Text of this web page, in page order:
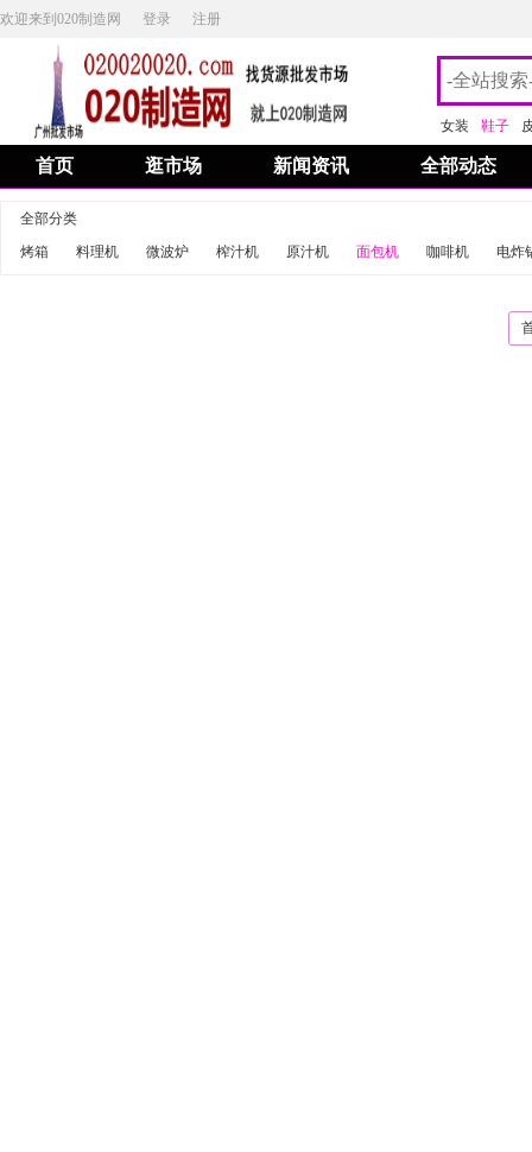
欢迎来到020制造网 登录 注册
女装 鞋子
首页 逛市场 新闻资讯 全部动态
全部分类
烤箱
料理机 微波炉 榨汁机 原汁机 面包机 咖啡机 电炸